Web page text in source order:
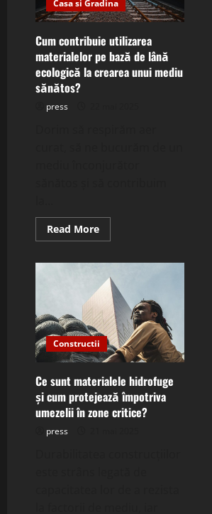
cum
cresc
perimetrală?
Casa si Gradina
Cum contribuie utilizarea
materialelor pe bază de lână
ecologică la crearea unui mediu
sănătos?
press
Read MoreRead
more
utilizarea
materialelor
pe
bază
de
lână
ecologică
la
crearea
mediu
sănătos?
Constructii
Ce sunt materialele hidrofuge
și cum protejează împotriva
umezelii în zone critice?
press